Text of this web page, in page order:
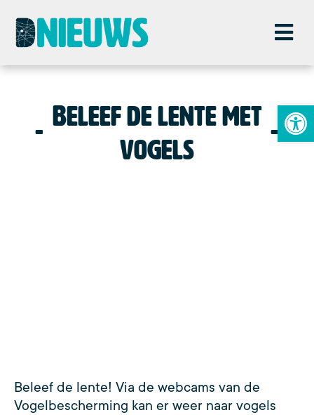
Beleef de lente met
vogels
Beleef de lente! Via de webcams van de
Vogelbescherming kan er weer naar vogels